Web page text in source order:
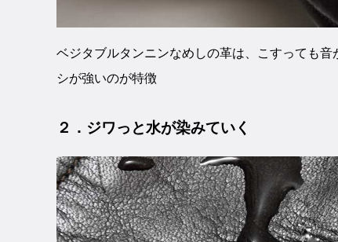
ベジタブルタンニンなめしの革は、こすっても
シが強いのが特徴
２．ジワっと水が染みていく